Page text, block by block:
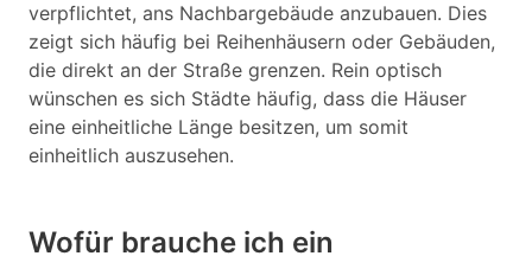
verpflichtet, ans Nachbargebäude anzubauen. Dies
zeigt sich häufig bei Reihenhäusern oder Gebäuden,
die direkt an der Straße grenzen. Rein optisch
wünschen es sich Städte häufig, dass die Häuser
eine einheitliche Länge besitzen, um somit
einheitlich auszusehen.
Wofür brauche ich ein